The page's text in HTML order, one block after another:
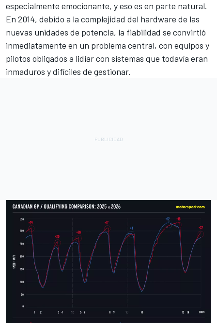
especialmente emocionante, y eso es en parte natural.
En 2014, debido a la complejidad del hardware de las
nuevas unidades de potencia, la fiabilidad se convirtió
inmediatamente en un problema central, con equipos y
pilotos obligados a lidiar con sistemas que todavía eran
inmaduros y difíciles de gestionar.